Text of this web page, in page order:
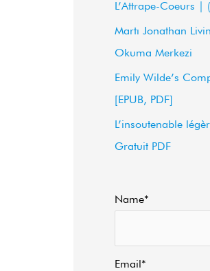
:
L’Attrape-Coeurs |
Martı Jonathan
Okuma Merkezi
Emily Wilde’s
[EPUB, PDF]
L’insoutenable
Gratuit PDF
Name*
Email*